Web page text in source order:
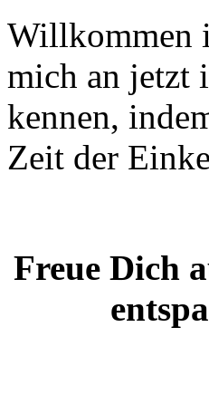
Willkommen
mich an jetzt
kennen,
Zeit der
Freue Dich